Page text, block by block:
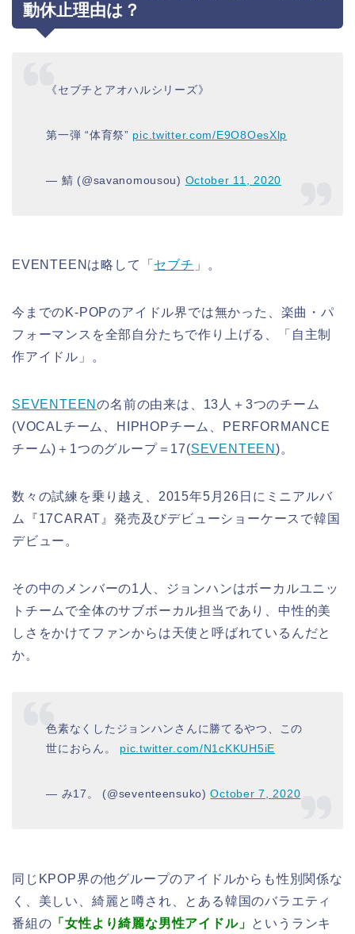
動休止理由は？
《セブチとアオハルシリーズ》
第一弾 “体育祭” pic.twitter.com/E9O8OesXlp
— 鯖 (@savanomousou) October 11, 2020
EVENTEENは略して「 セブチ 」。
今までのK-POPのアイドル界では無かった、楽曲・パ
フォーマンスを全部自分たちで作り上げる、「自主制
作アイドル」。
SEVENTEENの名前の由来は、13人＋3つのチーム
(VOCALチーム、HIPHOPチーム、PERFORMANCE
チーム)＋1つのグループ＝17(SEVENTEEN)。
数々の試練を乗り越え、2015年5月26日にミニアルバ
ム『17CARAT』発売及びデビューショーケースで韓国
デビュー。
その中のメンバーの1人、ジョンハンはボーカルユニッ
トチームで全体のサブボーカル担当であり、中性的美
しさをかけてファンからは天使と呼ばれているんだと
か。
色素なくしたジョンハンさんに勝てるやつ、この
世におらん。 pic.twitter.com/N1cKKUH5iE
— み17。 (@seventeensuko)October 7, 2020
同じKPOP界の他グループのアイドルからも性別関係な
く、美しい、綺麗と噂され、とある韓国のバラエティ
番組の 「女性より綺麗な男性アイドル」 というランキ